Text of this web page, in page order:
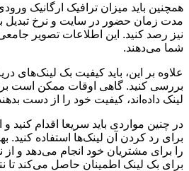
همچنین باید میزان ترافیک ارگانیک
مدت زمان حضور در سایت و نرخ تبدیل
نیز رصد کنید. این اطلاعات تصویر
شما می‌دهند.
علاوه بر این، باید کیفیت بک لینک‌های
بررسی کنید. گاهی اوقات ممکن است
لینک داده‌اند، کیفیت خود را از دست
برای رد کردن آن لینک‌ها استفاده کنید.
را برای مشتریان خود انجام می‌دهد و از
برای بک لینک اطمینان حاصل می‌کند تا